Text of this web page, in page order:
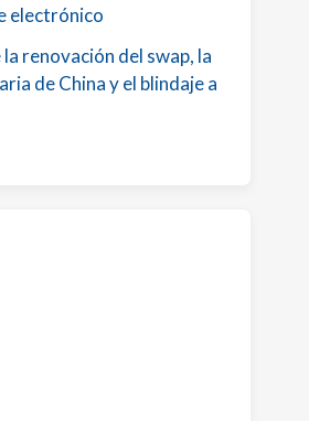
electrónico
la renovación del swap, la
de China y el blindaje a